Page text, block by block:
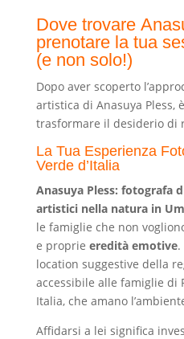
Dove trovare
prenotare la tua
(e non solo!)
Dopo aver scoperto
artistica di Anasuya Pless,
trasformare il desiderio di
La Tua Esperienza
Verde d’Italia
Anasuya Pless: fotografa
artistici nella natura in
le famiglie che non
e proprie eredità emotive.
location suggestive della
accessibile alle famiglie di
Italia, che amano
Affidarsi a lei significa